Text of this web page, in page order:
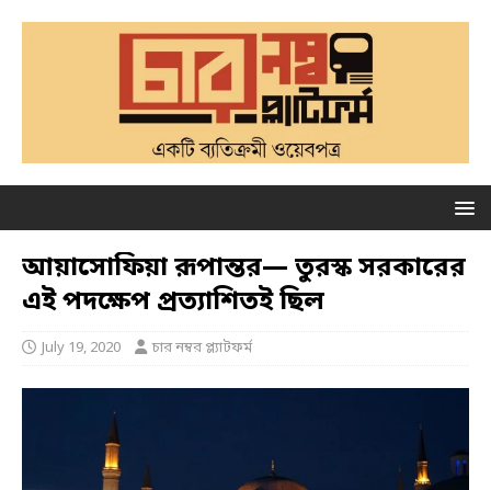
আয়াসোফিয়া রূপান্তর— তুরস্ক সরকারের
এই পদক্ষেপ প্রত্যাশিতই ছিল
July 19, 2020 চার নম্বর প্ল্যাটফর্ম